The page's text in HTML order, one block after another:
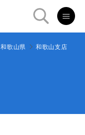
和歌山県 和歌山支店